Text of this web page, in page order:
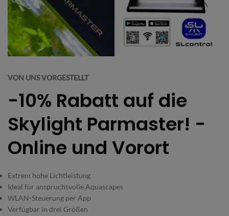
VON UNS VORGESTELLT
-10% Rabatt auf die
Skylight Parmaster! -
Online und Vorort
Extrem hohe Lichtleistung
Ideal für anspruchsvolle Aquascapes
WLAN-Steuerung per App
Verfügbar in drei Größen